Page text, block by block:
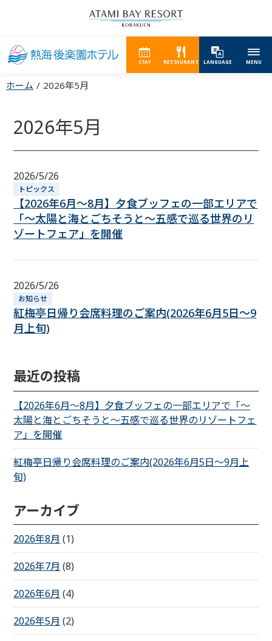
STAY RESTAURANT LANGUAGE MENU
ホーム 2026年5月
2026年5月
2026/5/26
トピックス
【2026年6月～8月】夕食ブッフェの一部エリアで
「～太陽と海とごちそうと～五感で巡る世界のリ
ゾートフェア」を開催
2026/5/26
お知らせ
紅梅亭日帰り会席料理のご案内(2026年6月5日～9
月上旬)
最近の投稿
【2026年6月～8月】夕食ブッフェの一部エリアで「～
太陽と海とごちそうと～五感で巡る世界のリゾートフェ
ア」を開催
紅梅亭日帰り会席料理のご案内(2026年6月5日～9月上
旬)
アーカイブ
2026年8月 (1)
2026年7月 (8)
2026年6月 (4)
2026年5月 (2)